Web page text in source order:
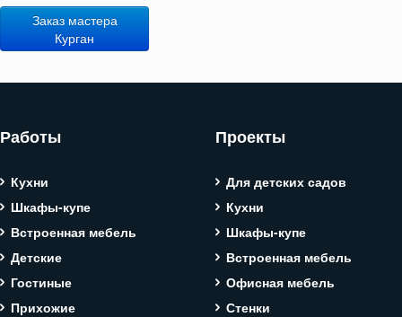
Заказ мастера
Курган
Работы
Кухни
Шкафы-купе
Встроенная мебель
Детские
Гостиные
Прихожие
Проекты
Для детских садов
Кухни
Шкафы-купе
Встроенная мебель
Офисная мебель
Стенки